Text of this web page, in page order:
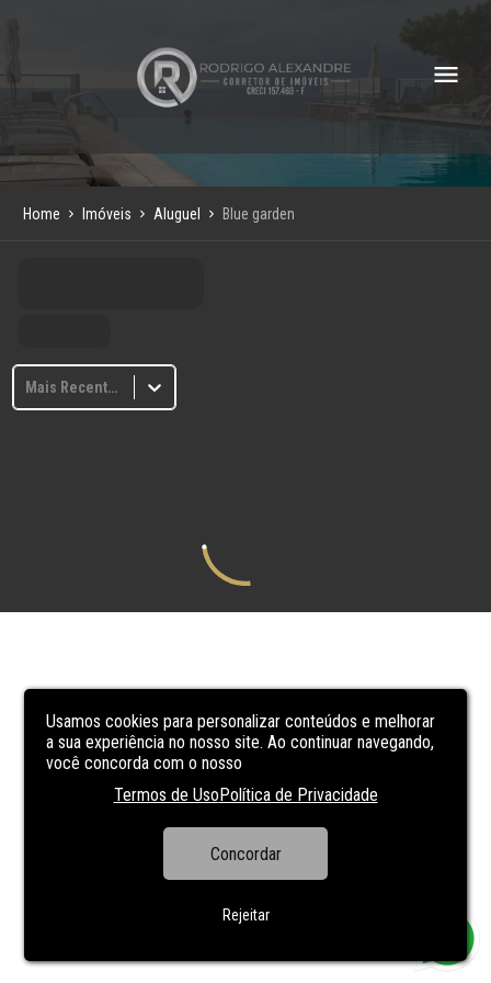
Usamos cookies para personalizar conteúdos e melhorar
a sua experiência no nosso site. Ao continuar navegando,
você concorda com o nosso
Termos de UsoPolítica de Privacidade
Concordar
Rejeitar
Home Imóveis Aluguel Blue garden
Mais Recentes